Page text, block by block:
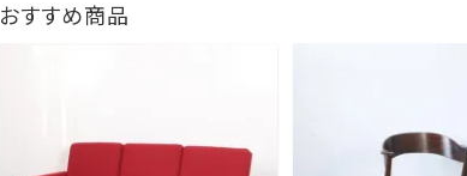
おすすめ商品